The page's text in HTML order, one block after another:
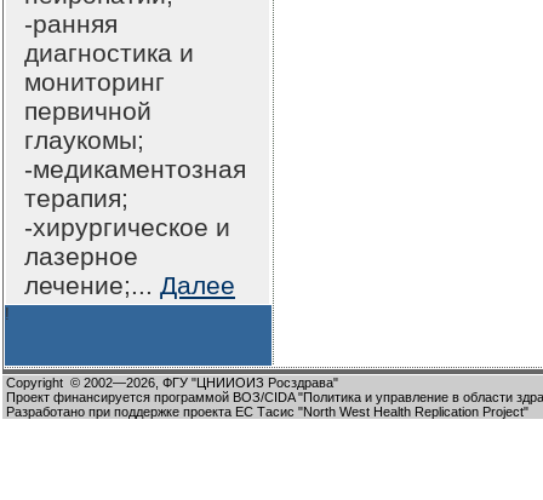
-ранняя
диагностика и
мониторинг
первичной
глаукомы;
-медикаментозная
терапия;
-хирургическое и
лазерное
лечение;... Далее
!
Copyright © 2002—2026, ФГУ "ЦНИИОИЗ Росздрава"
Проект финансируется программой ВОЗ/CIDA "Политика и управление в области
Разработано при поддержке проекта ЕС Тасис "North West Health Replication Project"